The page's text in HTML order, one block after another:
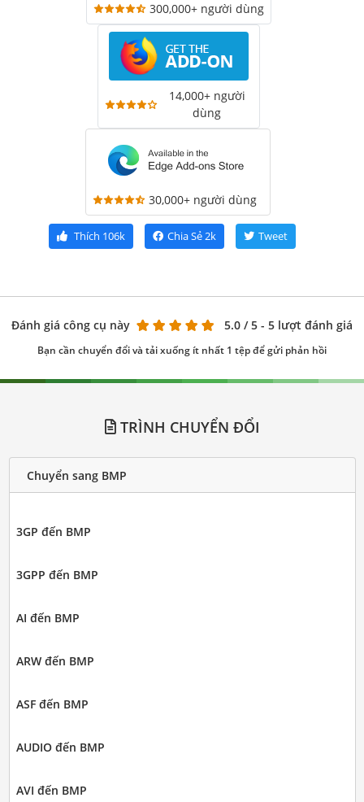
300,000+ người dùng
14,000+ người
dùng
30,000+ người dùng
Thích 106k Chia Sẻ2k Tweet
Đánh giá công cụ này 5.0 / 5 - 5 lượt đánh giá
Bạn cần chuyển đổi và tải xuống ít nhất 1 tệp để gửi phản hồi
TRÌNH CHUYỂN ĐỔI
Chuyển sang BMP
3GP đến BMP
3GPP đến BMP
AI đến BMP
ARW đến BMP
ASF đến BMP
AUDIO đến BMP
AVI đến BMP